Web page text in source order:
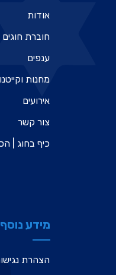
אודות
חוברת חוגים
ענפים
מחנות
אירועים
צור קשר
כיף בחוג |
מידע נוסף
הצהרת